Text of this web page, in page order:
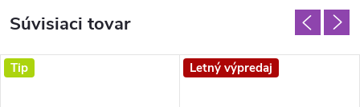
Súvisiaci tovar
Tip Letný výpredaj